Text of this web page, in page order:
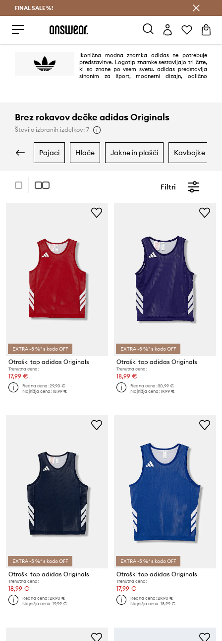
FINAL SALE %!
Ikonična modna znamka adidas ne potrebuje
predstavitve. Logotip znamke sestavljajo tri črte,
ki so znane po vsem svetu. adidas predstavlja
sinonim za šport, modnerni dizajn, odlično
Brez rokavov dečke adidas Originals
Število izbranih izdelkov: 7
pajaci hlače jakne in plašči kavbojke in
Filtri
EXTRA -5 %* s kodo OFF
Otroški top adidas Originals
Trenutna cena:
17,99 €
Redna cena:29,90 €
Najnižja cena:18,99 €
EXTRA -5 %* s kodo OFF
Otroški top adidas Originals
Trenutna cena:
18,99 €
Redna cena:30,99 €
Najnižja cena:19,99 €
EXTRA -5 %* s kodo OFF
Otroški top adidas Originals
Trenutna cena:
18,99 €
Redna cena:29,90 €
Najnižja cena:19,99 €
EXTRA -5 %* s kodo OFF
Otroški top adidas Originals
Trenutna cena:
17,99 €
Redna cena:29,90 €
Najnižja cena:18,99 €